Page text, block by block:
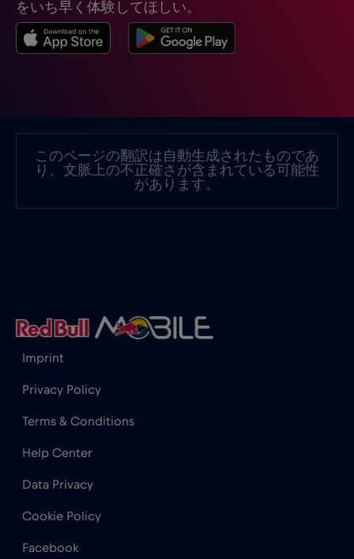
をいち早く体験してほしい。
このページの翻訳は自動生成されたものであ
り、文脈上の不正確さが含まれている可能性
があります。
Imprint
Privacy Policy
Terms & Conditions
Help Center
Data Privacy
Cookie Policy
Facebook